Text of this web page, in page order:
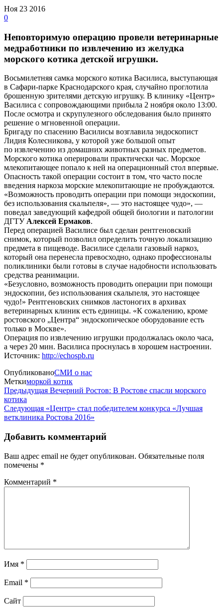
Ноя 23 2016
0
Неповторимую операцию провели ветеринарные
медработники по извлечению из желудка
морского котика детской игрушки.
Восьмилетняя самка морского котика Василиса, выступающая
в Сафари-парке Краснодарского края, случайно проглотила
брошенную зрителями детскую игрушку. В клинику «Центр»
Василиса с сопровождающими прибыла 2 ноября около 13:00.
После осмотра и скрупулезного обследования было принято
решение о мгновенной операции.
Бригаду по спасению Василисы возглавила эндоскопист
Лидия Колесникова, у которой уже большой опыт
по извлечению из домашних животных разных предметов.
Морского котика оперировали практически час. Морское
млекопитающее попало к ней на операционный стол впервые.
Опасность такой операции состоит в том, что часто после
введения наркоза морские млекопитающие не пробуждаются.
«Возможность проводить операции при помощи эндоскопии,
без использования скальпеля», — это настоящее чудо», —
поведал заведующий кафедрой общей биологии и патологии
ДГТУ Алексей Ермаков.
Перед операцией Василисе был сделан рентгеновский
снимок, который позволил определить точную локализацию
предмета в пищеводе. Василисе сделали газовый наркоз,
который она перенесла превосходно, однако профессионалы
поликлиники были готовы в случае надобности использовать
средства реанимации.
«Безусловно, возможность проводить операции при помощи
эндоскопии, без использования скальпеля, это настоящее
чудо!» Рентгеновских снимков ластоногих в архивах
ветеринарных клиник есть единицы. «К сожалению, кроме
ростовского „Центра“ эндоскопическое оборудование есть
только в Москве».
Операция по извлечению игрушки продолжалась около часа,
а через 20 мин. Василиса проснулась в хорошем настроении.
Источник: http://echospb.ru
ОпубликованоСМИ о нас
Меткиморкой котик
Навигация
по
записям
Предыдущая
запись
Предыдущая Вечерний Ростов: В Ростове спасли морского
котика
Следующая
запись
Следующая «Центр» стал победителем конкурса «Лучшая
ветклиника Ростова 2016»
Добавить комментарий
Ваш адрес email не будет опубликован. Обязательные поля
помечены *
Комментарий *
Имя *
Email *
Сайт